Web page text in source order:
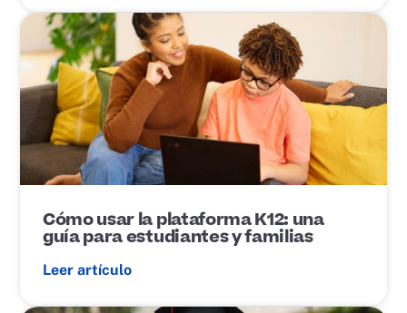
E
l
a
c
e
p
u
b
Cómo usar la plataforma K12: una
guía para estudiantes y familias
Leer artículo